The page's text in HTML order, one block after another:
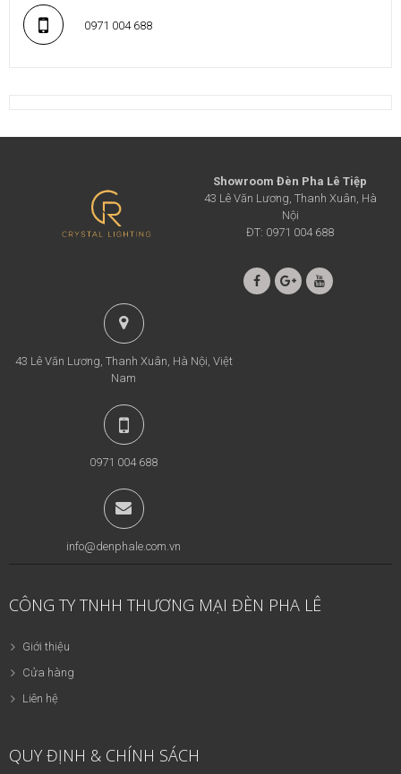
0971 004 688
Showroom Đèn Pha Lê Tiệp
43 Lê Văn Lương, Thanh Xuân, Hà
Nội
ĐT: 0971 004 688
43 Lê Văn Lương, Thanh Xuân, Hà Nội, Việt
Nam
0971 004 688
info@denphale.com.vn
CÔNG TY TNHH THƯƠNG MẠI ĐÈN PHA LÊ
Giới thiệu
Cửa hàng
Liên hệ
QUY ĐỊNH & CHÍNH SÁCH